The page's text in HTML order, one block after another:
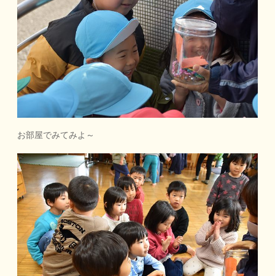
お部屋でみてみよ～